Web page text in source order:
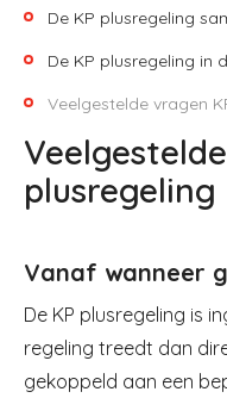
De KP plusregeling
De KP plusregeling in
Veelgestelde vragen
plusregeling
Vanaf wanneer
De KP plusregeling is
regeling treedt dan
gekoppeld aan een